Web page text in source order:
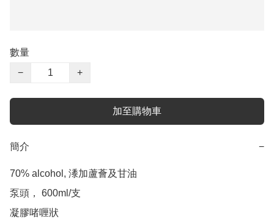
數量
−
+
加至購物車
簡介 −
70% alcohol, 潻加蘆薈及甘油
泵頭， 600ml/支
凝膠啫喱狀